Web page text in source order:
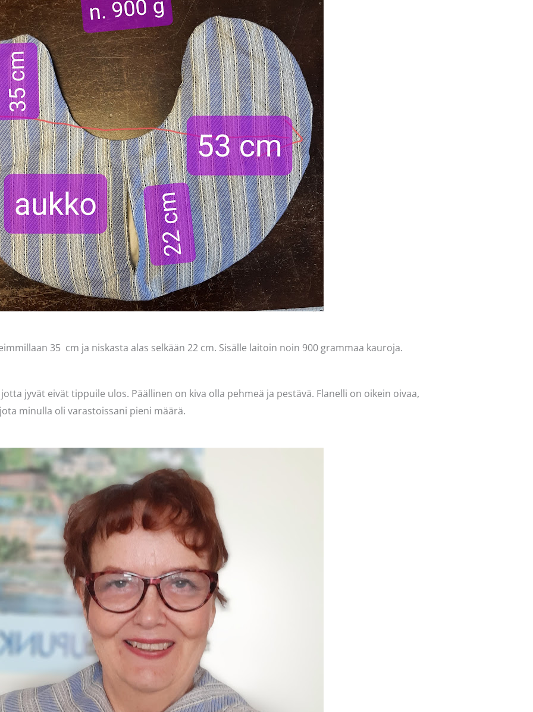
35 cm ja niskasta alas selkään 22 cm. Sisälle laitoin noin 900 grammaa kauroja.
jyvät eivät tippuile ulos. Päällinen on kiva olla pehmeä ja pestävä. Flanelli on oikein oivaa,
minulla oli varastoissani pieni määrä.